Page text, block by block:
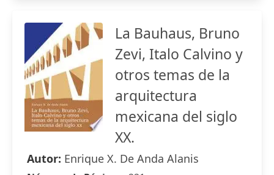
La Bauhaus, Bruno
Zevi, Italo Calvino y
otros temas de la
arquitectura
mexicana del siglo
XX.
Autor: Enrique X. De Anda Alanis